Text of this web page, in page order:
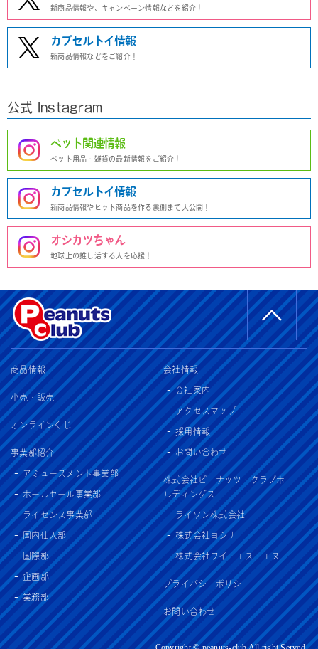
新商品情報や、キャンペーン情報などを紹介！
カプセルトイ情報
新商品情報などをご紹介！
公式 Instagram
ペット関連情報
ペット用品・雑貨の最新情報をご紹介！
カプセルトイ情報
新商品情報やヒット商品を作る裏側まで大公開！
オシカツちゃん
地球上の推し活する人を応援！
商品情報
小売・販売
オンラインくじ
事業部紹介
アミューズメント事業部
ホールセール事業部
ライセンス事業部
国内仕入部
国際部
企画部
業務部
会社情報
会社案内
アクセスマップ
採用情報
お問い合わせ
株式会社ピーナッツ・クラブホー
ルディングス
ライソン株式会社
株式会社ヨシナ
株式会社ワイ・エス・エヌ
プライバシーポリシー
お問い合わせ